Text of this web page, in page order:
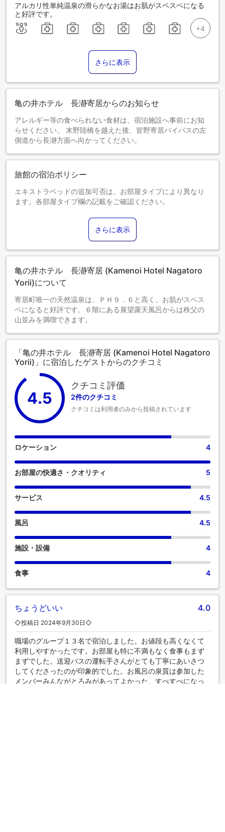
アルカリ性単純温泉の滑らかなお湯はお肌がスベスベになる
と好評です。
さらに表示
亀の井ホテル 長瀞寄居からのお知らせ
アレルギー等の食べられない食材は、宿泊施設へ事前にお知
らせください。 末野陸橋を越えた後、皆野寄居バイパスの左
側道から長瀞方面へ向かってください。
旅館の宿泊ポリシー
エキストラベッドの追加可否は、お部屋タイプにより異なり
ます。各部屋タイプ欄の記載をご確認ください。
さらに表示
亀の井ホテル 長瀞寄居 (Kamenoi Hotel Nagatoro
Yorii)について
寄居町唯一の天然温泉は、ＰＨ９．６と高く、お肌がスベス
ベになると好評です。６階にある展望露天風呂からは秩父の
山並みを満喫できます。
「亀の井ホテル 長瀞寄居 (Kamenoi Hotel Nagatoro
Yorii)」に宿泊したゲストからのクチコミ
4.5
クチコミ評価
2件のクチコミ
クチコミは利用者のみから投稿されています
ロケーション 4
お部屋の快適さ・クオリティ 5
サービス 4.5
風呂 4.5
施設・設備 4
食事 4
ちょうどいい 4.0
◇投稿日 2024年9月30日◇
職場のグループ１３名で宿泊しました。お値段も高くなくて
利用しやすかったです。お部屋も特に不満もなく食事もまず
まずでした。送迎バスの運転手さんがとても丁寧にあいさつ
してくださったのが印象的でした。お風呂の泉質は参加した
メンバーみんながとろみがあってよかった、すべすべになっ